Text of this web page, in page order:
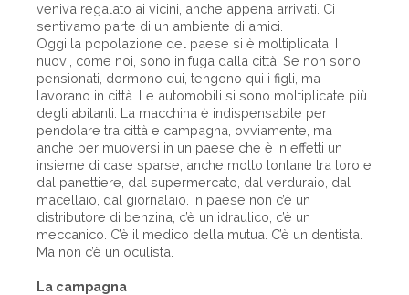
veniva regalato ai vicini, anche appena arrivati. Ci
sentivamo parte di un ambiente di amici.
Oggi la popolazione del paese si è moltiplicata. I
nuovi, come noi, sono in fuga dalla città. Se non sono
pensionati, dormono qui, tengono qui i figli, ma
lavorano in città. Le automobili si sono moltiplicate più
degli abitanti. La macchina è indispensabile per
pendolare tra città e campagna, ovviamente, ma
anche per muoversi in un paese che è in effetti un
insieme di case sparse, anche molto lontane tra loro e
dal panettiere, dal supermercato, dal verduraio, dal
macellaio, dal giornalaio. In paese non c’è un
distributore di benzina, c’è un idraulico, c’è un
meccanico. C’è il medico della mutua. C’è un dentista.
Ma non c’è un oculista.
La campagna